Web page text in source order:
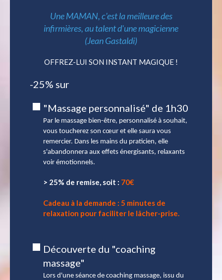
Une MAMAN, c'est la meilleure des
infirmières, au talent d'une magicienne
(Jean Gastaldi)
OFFREZ-LUI SON INSTANT MAGIQUE !
-25% sur
"Massage personnalisé" de 1h30
Par le massage bien-être, personnalisé à souhait,
vous toucherez son cœur et elle saura vous
remercier. Dans les mains du praticien, elle
s'abandonnera aux effets énergisants, relaxants
voir émotionnels.
> 25% de remise, soit : 70€
Cadeau à la demande : 5 minutes de
relaxation pour faciliter le lâcher-prise.
Découverte du "coaching
massage"
Lors d'une séance de coaching massage, issu du